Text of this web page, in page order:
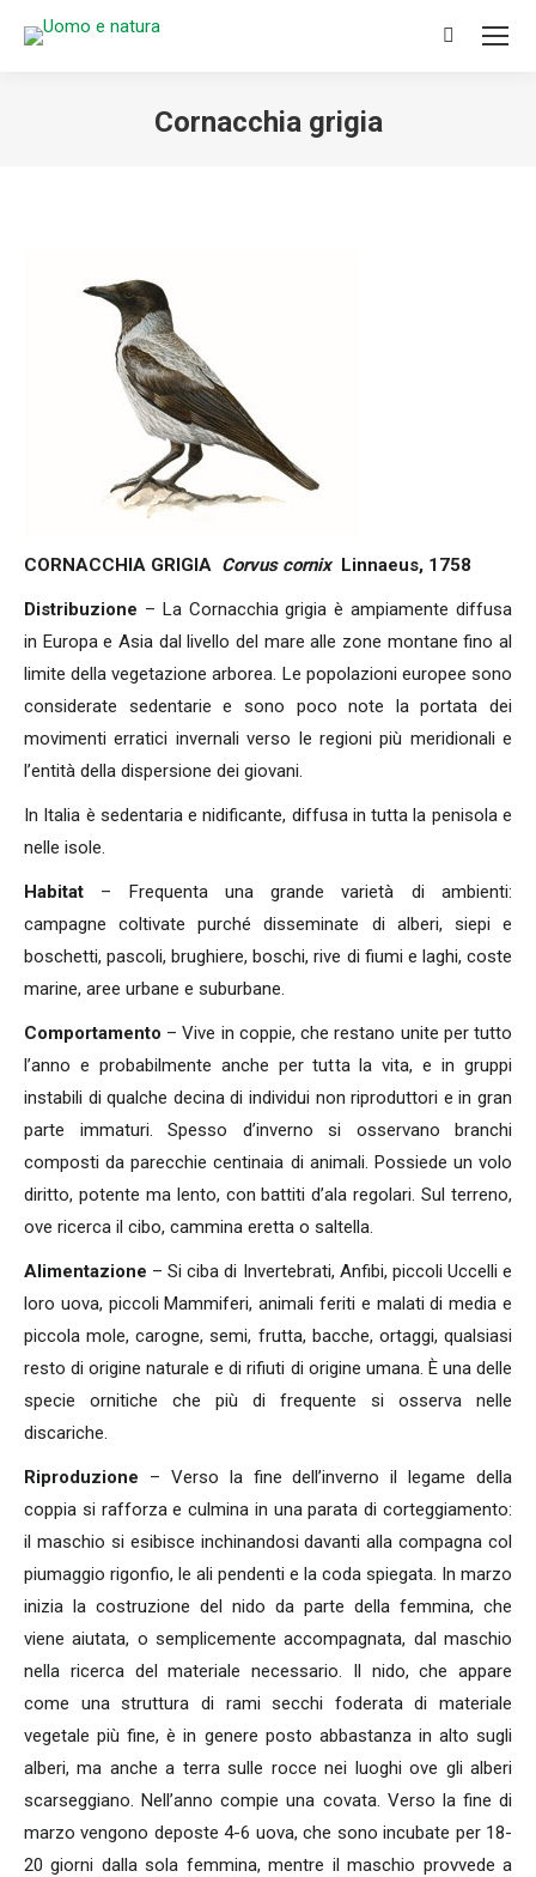
Search:
Cornacchia grigia
CORNACCHIA GRIGIA Corvus cornixLinnaeus, 1758
Distribuzione – La Cornacchia grigia è ampiamente diffusa
in Europa e Asia dal livello del mare alle zone montane fino al
limite della vegetazione arborea. Le popolazioni europee sono
considerate sedentarie e sono poco note la portata dei
movimenti erratici invernali verso le regioni più meridionali e
l’entità della dispersione dei giovani.
In Italia è sedentaria e nidificante, diffusa in tutta la penisola e
nelle isole.
Habitat – Frequenta una grande varietà di ambienti:
campagne coltivate purché disseminate di alberi, siepi e
boschetti, pascoli, brughiere, boschi, rive di fiumi e laghi, coste
marine, aree urbane e suburbane.
Comportamento – Vive in coppie, che restano unite per tutto
l’anno e probabilmente anche per tutta la vita, e in gruppi
instabili di qualche decina di individui non riproduttori e in gran
parte immaturi. Spesso d’inverno si osservano branchi
composti da parecchie centinaia di animali. Possiede un volo
diritto, potente ma lento, con battiti d’ala regolari. Sul terreno,
ove ricerca il cibo, cammina eretta o saltella.
Alimentazione – Si ciba di Invertebrati, Anfibi, piccoli Uccelli e
loro uova, piccoli Mammiferi, animali feriti e malati di media e
piccola mole, carogne, semi, frutta, bacche, ortaggi, qualsiasi
resto di origine naturale e di rifiuti di origine umana. È una delle
specie ornitiche che più di frequente si osserva nelle
discariche.
Riproduzione – Verso la fine dell’inverno il legame della
coppia si rafforza e culmina in una parata di corteggiamento:
il maschio si esibisce inchinandosi davanti alla compagna col
piumaggio rigonfio, le ali pendenti e la coda spiegata. In marzo
inizia la costruzione del nido da parte della femmina, che
viene aiutata, o semplicemente accompagnata, dal maschio
nella ricerca del materiale necessario. Il nido, che appare
come una struttura di rami secchi foderata di materiale
vegetale più fine, è in genere posto abbastanza in alto sugli
alberi, ma anche a terra sulle rocce nei luoghi ove gli alberi
scarseggiano. Nell’anno compie una covata. Verso la fine di
marzo vengono deposte 4-6 uova, che sono incubate per 18-
20 giorni dalla sola femmina, mentre il maschio provvede a